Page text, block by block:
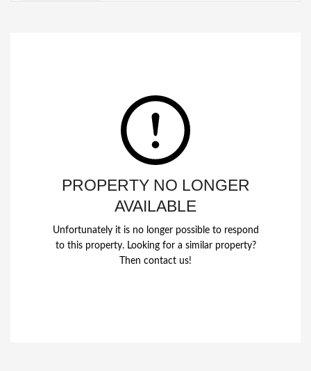
PROPERTY NO LONGER
AVAILABLE
Unfortunately it is no longer possible to respond
to this property. Looking for a similar property?
Then contact us!